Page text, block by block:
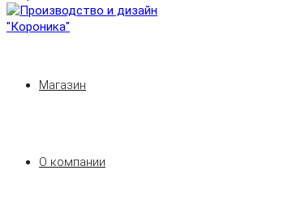
Магазин
О компании